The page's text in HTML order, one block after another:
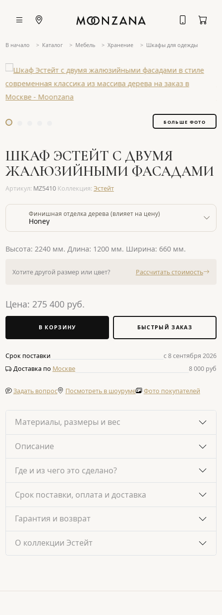
В начало Каталог Мебель Хранение Шкафы для одежды
БОЛЬШЕ ФОТО
ШКАФ ЭСТЕЙТ С ДВУМЯ
ЖАЛЮЗИЙНЫМИ ФАСАДАМИ
Артикул: MZ5410 Коллекция: Эстейт
Финишная отделка дерева (влияет на цену)
Honey
Высота: 2240 мм. Длина: 1200 мм. Ширина: 660 мм.
Хотите другой размер или цвет? Рассчитать стоимость
Цена: 275 400руб.
В КОРЗИНУ БЫСТРЫЙ ЗАКАЗ
Срок поставки
с 8 сентября 2026
Доставка по Москве 8 000 руб
Задать вопрос Посмотреть в шоуруме Фото покупателей
Материалы, размеры и вес
Описание
Где и из чего это сделано?
Срок поставки, оплата и доставка
Гарантия и возврат
О коллекции Эстейт